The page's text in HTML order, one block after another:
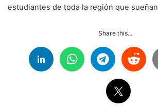
estudiantes de toda la región que sueñan
Share this...